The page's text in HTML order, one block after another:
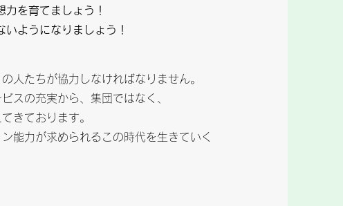
力を育てましょう！
いようになりましょう！
人たちが協力しなければなりません。
スの充実から、集団ではなく、
きております。
能力が求められるこの時代を生きていく